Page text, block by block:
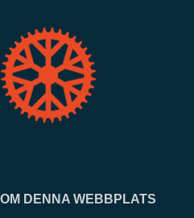
OM DENNA WEBBPLATS